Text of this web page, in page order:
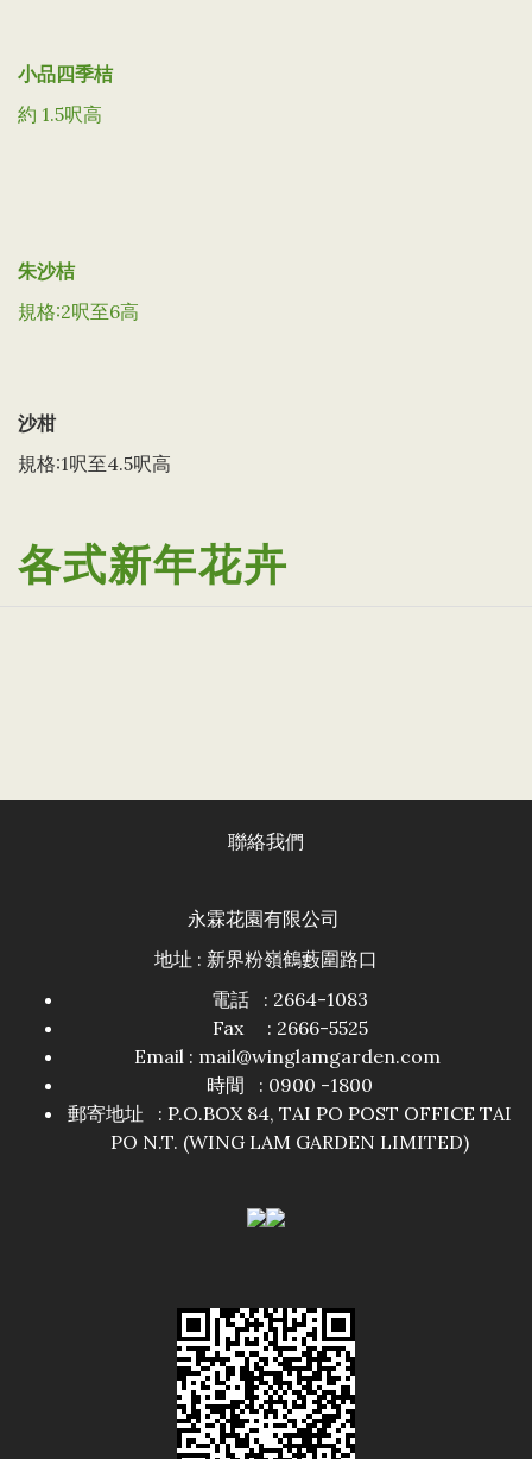
小品四季桔
約 1.5呎高
朱沙桔
規格:2呎至6高
沙柑
規格:1呎至4.5呎高
各式新年花卉
聯絡我們
永霖花園有限公司
地址 : 新界粉嶺鶴藪圍路口
電話 : 2664-1083
Fax : 2666-5525
Email : mail@winglamgarden.com
時間 : 0900 -1800
郵寄地址 : P.O.BOX 84, TAI PO POST OFFICE TAI
PO N.T. (WING LAM GARDEN LIMITED)